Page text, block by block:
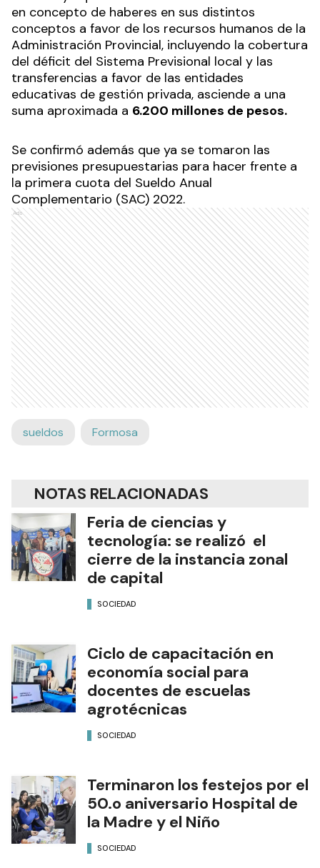
en concepto de haberes en sus distintos
conceptos a favor de los recursos humanos de la
Administración Provincial, incluyendo la cobertura
del déficit del Sistema Previsional local y las
transferencias a favor de las entidades
educativas de gestión privada, asciende a una
suma aproximada a 6.200 millones de pesos.
Se confirmó además que ya se tomaron las
previsiones presupuestarias para hacer frente a
la primera cuota del Sueldo Anual
Complementario (SAC) 2022.
Ads
sueldos Formosa
NOTAS RELACIONADAS
Feria de ciencias y
tecnología: se realizó el
cierre de la instancia zonal
de capital
SOCIEDAD
Ciclo de capacitación en
economía social para
docentes de escuelas
agrotécnicas
SOCIEDAD
Terminaron los festejos por el
50.o aniversario Hospital de
la Madre y el Niño
SOCIEDAD